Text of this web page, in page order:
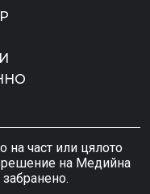
на част или цялото
на Медийна